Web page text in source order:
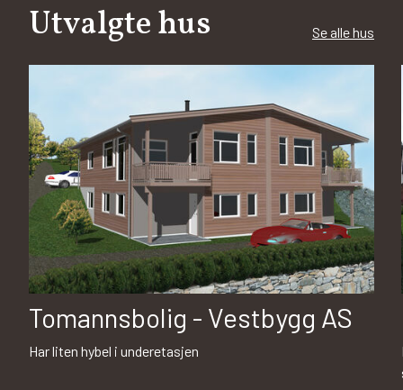
Utvalgte hus Se alle hus
Tomannsbolig - Vestbygg AS
Har liten hybel i underetasjen